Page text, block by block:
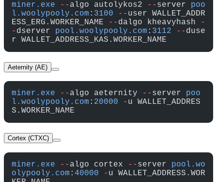
miner.exe -- algo autolykos2 -- server poo
l.woolypooly.com : 3100 -- user WALLET_ADDR
ESS_ERG.WORKER_NAME
-- dalgo kheavyhash
-
- dserver pool.woolypooly.com : 3112 -- duse
r WALLET_ADDRESS_KAS.WORKER_NAME
Aeternity (AE)
miner.exe -- algo aeternity -- server poo
l.woolypooly.com : 20000 - u WALLET_ADDRES
S.WORKER_NAME
Cortex (CTXC)
miner.exe -- algo cortex -- server pool.wo
olypooly.com : 40000 - u WALLET_ADDRESS.WOR